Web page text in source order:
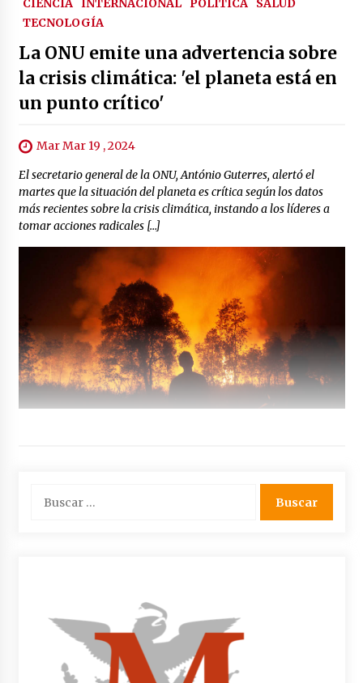
CIENCIA INTERNACIONAL POLÍTICA
SALUD
TECNOLOGÍA
La ONU emite una advertencia sobre
la crisis climática: 'el planeta está en
un punto crítico'
Mar Mar 19 , 2024
El secretario general de la ONU, António Guterres, alertó el
martes que la situación del planeta es crítica según los datos
más recientes sobre la crisis climática, instando a los líderes a
tomar acciones radicales […]